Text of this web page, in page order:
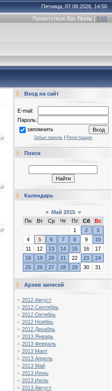
Пятница, 07.08.2026, 14:50
Приветствую Вас Гость | RSS
Вход на сайт
E-mail:
Пароль:
запомнить
Забыл пароль Регистрация
Поиск
Календарь
« Май 2015 »
Пн
Вт Ср Чт Пт Сб
Вс
1
2
3
4
5 6 7 8 9
10
11
12 13 14 15 16
17
18
19 20 21 22 23
24
25
26 27 28 29 30 31
Архив записей
2012 Август
2012 Сентябрь
2012 Октябрь
2012 Ноябрь
2012 Декабрь
2013 Январь
2013 Февраль
2013 Март
2013 Апрель
2013 Май
2013 Июнь
2013 Июль
2013 Август